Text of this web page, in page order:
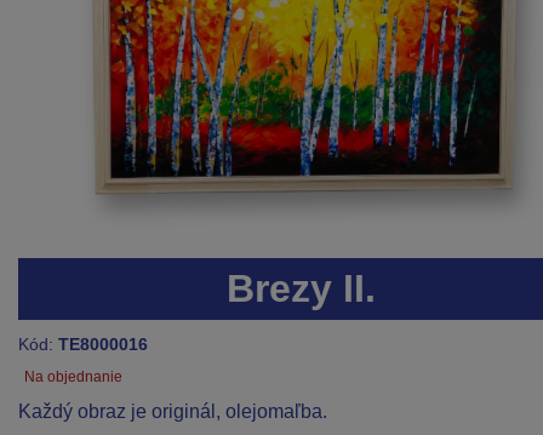
Brezy II.
Kód: TE8000016
Na objednanie
Každý obraz je originál, olejomaľba.